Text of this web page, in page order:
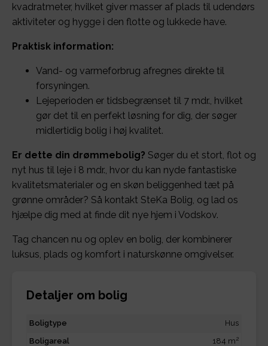
kvadratmeter, hvilket giver masser af plads til udendørs
aktiviteter og hygge i den flotte og lukkede have.
Praktisk information:
Vand- og varmeforbrug afregnes direkte til
forsyningen.
Lejeperioden er tidsbegrænset til 7 mdr., hvilket
gør det til en perfekt løsning for dig, der søger
midlertidig bolig i høj kvalitet.
Er dette din drømmebolig? Søger du et stort, flot og
nyt hus til leje i 8 mdr., hvor du kan nyde fantastiske
kvalitetsmaterialer og en skøn beliggenhed tæt på
grønne områder? Så kontakt SteKa Bolig, og lad os
hjælpe dig med at finde dit nye hjem i Vodskov.
Tag chancen nu og oplev en bolig, der kombinerer
luksus, plads og komfort i naturskønne omgivelser.
Detaljer om bolig
Boligtype
Hus
Boligareal
184 m2